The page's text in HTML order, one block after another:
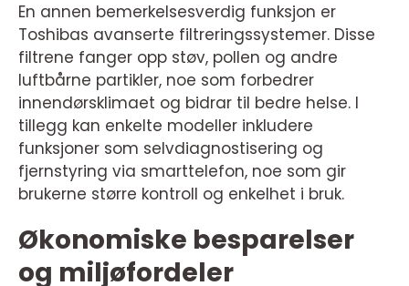
En annen bemerkelsesverdig funksjon er
Toshibas avanserte filtreringssystemer. Disse
filtrene fanger opp støv, pollen og andre
luftbårne partikler, noe som forbedrer
innendørsklimaet og bidrar til bedre helse. I
tillegg kan enkelte modeller inkludere
funksjoner som selvdiagnostisering og
fjernstyring via smarttelefon, noe som gir
brukerne større kontroll og enkelhet i bruk.
Økonomiske besparelser
og miljøfordeler